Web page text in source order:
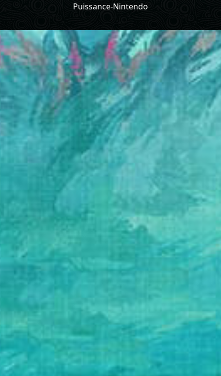
Puissance-Nintendo